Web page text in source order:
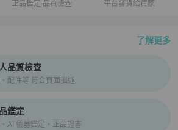
正品鑑定 品質檢查 平台發貨給買家
了解更多
證、安心購檢驗流程介紹
品質檢查
配件等 符合頁面描述
鑑定
AI 儀器鑑定、正品證書